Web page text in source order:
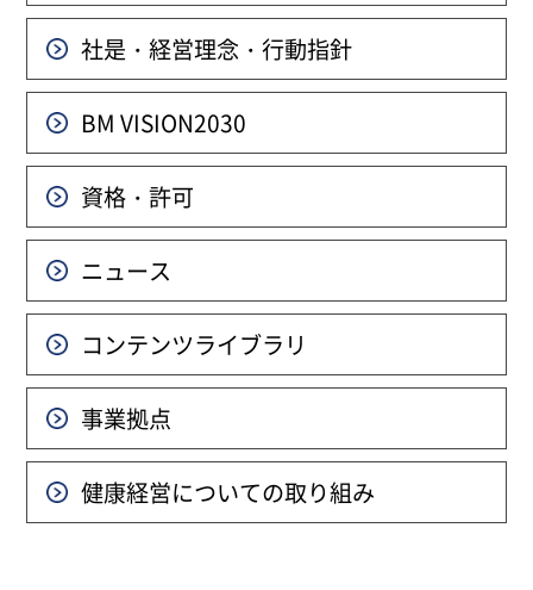
社是・経営理念・行動指針
BM VISION2030
資格・許可
ニュース
コンテンツライブラリ
事業拠点
健康経営についての取り組み